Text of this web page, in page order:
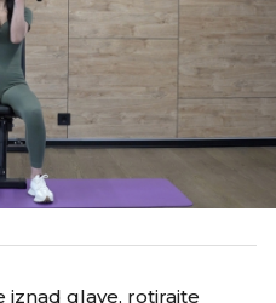
glave, rotirajte